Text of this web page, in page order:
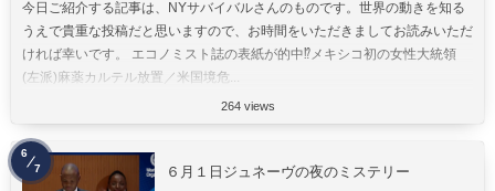
今日ご紹介する記事は、NYサバイバルさんのものです。世界の動きを知る
うえで貴重な投稿だと思いますので、お時間をいただきましてお読みいただ
ければ幸いです。 エコノミスト誌の表紙が的中⁉︎メキシコ初の女性大統領
(左派)麻薬カルテル放置／米国境危...
264 views
６月１日ジュネーヴの夜のミステリー
6
7